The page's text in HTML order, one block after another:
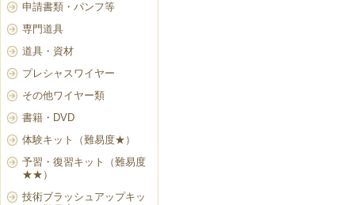
申請書類・パンフ等
専門道具
道具・資材
プレシャスワイヤー
その他ワイヤー類
書籍・DVD
体験キット（難易度★）
予習・復習キット（難易度
★★）
技術ブラッシュアップキッ